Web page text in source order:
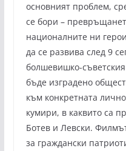
основният проблем,
се бори –
националните ни
да се развива след 9
болшевишко-
бъде изградено
към конкретната
кумири, в каквито са
Ботев и Левски.
за граждански